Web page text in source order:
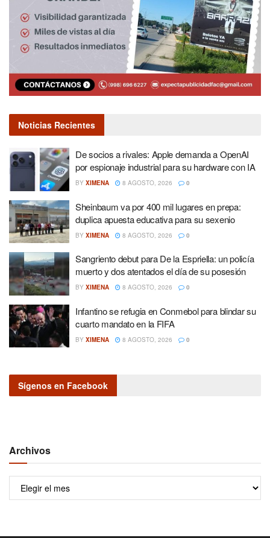
Noticias Recientes
De socios a rivales: Apple demanda a OpenAI
por espionaje industrial para su hardware con IA
BY XIMENA 8 AGOSTO, 2026 0
Sheinbaum va por 400 mil lugares en prepa:
duplica apuesta educativa para su sexenio
BY XIMENA 8 AGOSTO, 2026 0
Sangriento debut para De la Espriella: un policía
muerto y dos atentados el día de su posesión
BY XIMENA 8 AGOSTO, 2026 0
Infantino se refugia en Conmebol para blindar su
cuarto mandato en la FIFA
BY XIMENA 8 AGOSTO, 2026 0
Sígenos en Facebook
Archivos
Archivos